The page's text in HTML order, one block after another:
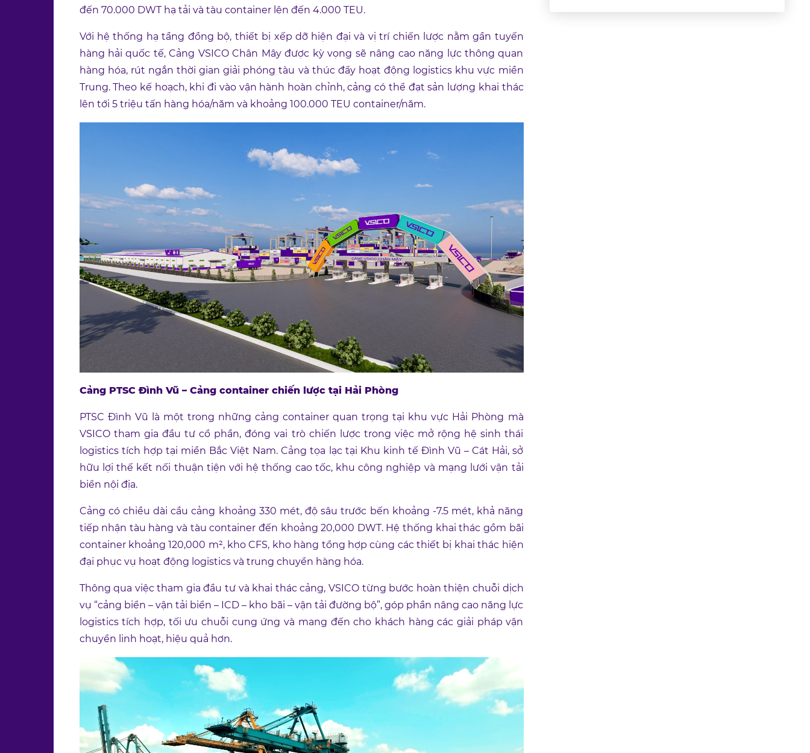
đến 70.000 DWT hạ tải và tàu container lên đến 4.000 TEU.
Với hệ thống hạ tầng đồng bộ, thiết bị xếp dỡ hiện đại và vị trí chiến lược nằm gần tuyến
hàng hải quốc tế, Cảng VSICO Chân Mây được kỳ vọng sẽ nâng cao năng lực thông quan
hàng hóa, rút ngắn thời gian giải phóng tàu và thúc đẩy hoạt động logistics khu vực miền
Trung. Theo kế hoạch, khi đi vào vận hành hoàn chỉnh, cảng có thể đạt sản lượng khai thác
lên tới 5 triệu tấn hàng hóa/năm và khoảng 100.000 TEU container/năm.
Cảng PTSC Đình Vũ – Cảng container chiến lược tại Hải Phòng
PTSC Đình Vũ là một trong những cảng container quan trọng tại khu vực Hải Phòng mà
VSICO tham gia đầu tư cổ phần, đóng vai trò chiến lược trong việc mở rộng hệ sinh thái
logistics tích hợp tại miền Bắc Việt Nam. Cảng tọa lạc tại Khu kinh tế Đình Vũ – Cát Hải, sở
hữu lợi thế kết nối thuận tiện với hệ thống cao tốc, khu công nghiệp và mạng lưới vận tải
biển nội địa.
Cảng có chiều dài cầu cảng khoảng 330 mét, độ sâu trước bến khoảng -7.5 mét, khả năng
tiếp nhận tàu hàng và tàu container đến khoảng 20,000 DWT. Hệ thống khai thác gồm bãi
container khoảng 120,000 m², kho CFS, kho hàng tổng hợp cùng các thiết bị khai thác hiện
đại phục vụ hoạt động logistics và trung chuyển hàng hóa.
Thông qua việc tham gia đầu tư và khai thác cảng, VSICO từng bước hoàn thiện chuỗi dịch
vụ “cảng biển – vận tải biển – ICD – kho bãi – vận tải đường bộ”, góp phần nâng cao năng lực
logistics tích hợp, tối ưu chuỗi cung ứng và mang đến cho khách hàng các giải pháp vận
chuyển linh hoạt, hiệu quả hơn.